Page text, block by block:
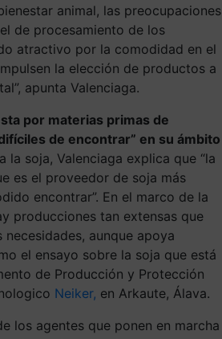
animal, las preocupaciones
de procesamiento de los
atractivo por la comodidad en el
la elección de productos a
apunta Valenciaga.
por materias primas de
de encontrar” en su ámbito
la soja, Valenciaga explica que “la
es el proveedor de soja más
encontrar”. En el marco de la
producciones tan extensas que
necesidades, aunque apoya
el ensayo sobre la soja que está
de Producción y Protección
Neiker, en Arkaute, Álava.
los agentes que ponen en marcha